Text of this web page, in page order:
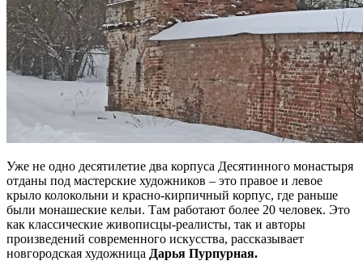
Уже не одно десятилетие два корпуса Десятинного монастыря
отданы под мастерские художников – это правое и левое
крыло колокольни и красно-кирпичный корпус, где раньше
были монашеские кельи. Там работают более 20 человек. Это
как классические живописцы-реалисты, так и авторы
произведений современного искусства, рассказывает
новгородская художница Дарья Пурпурная.